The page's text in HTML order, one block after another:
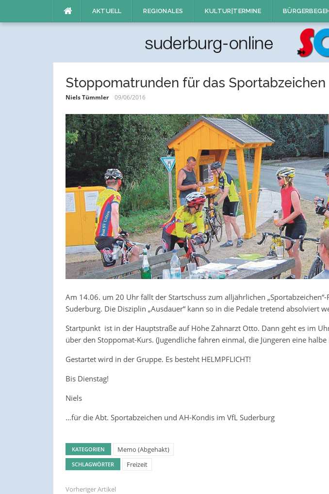
AKTUELL REGIONALES KULTUR|TERMINE
Stoppomatrunden für das Sportabzeichen
Niels Tümmler 09/06/2016
Am 14.06. um 20 Uhr fällt der Startschuss zum alljährlichen „Sportabzeichen“-
Suderburg. Die Disziplin „Ausdauer“ kann so in die Pedale tretend absolviert
Startpunkt ist in der Hauptstraße auf Höhe Zahnarzt Otto. Dann geht es im
über den Stoppomat-Kurs. (Jugendliche fahren einmal, die Jüngeren eine halbe
Gestartet wird in der Gruppe. Es besteht HELMPFLICHT!
Bis Dienstag!
Niels
…für die Abt. Sportabzeichen und AH-Kondis im VfL Suderburg
KATEGORIEN Memo (Abgehakt)
SCHLAGWÖRTER Freizeit
Vorheriger Artikel